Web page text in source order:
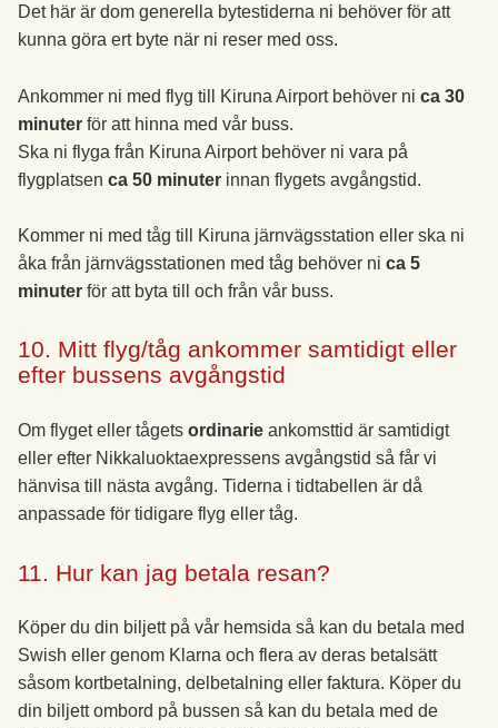
Det här är dom generella bytestiderna ni behöver för att
kunna göra ert byte när ni reser med oss.
Ankommer ni med flyg till Kiruna Airport behöver ni ca 30
minuter för att hinna med vår buss.
Ska ni flyga från Kiruna Airport behöver ni vara på
flygplatsen ca 50 minuter innan flygets avgångstid.
Kommer ni med tåg till Kiruna järnvägsstation eller ska ni
åka från järnvägsstationen med tåg behöver ni ca 5
minuter för att byta till och från vår buss.
10. Mitt flyg/tåg ankommer samtidigt eller
efter bussens avgångstid
Om flyget eller tågets ordinarie ankomsttid är samtidigt
eller efter Nikkaluoktaexpressens avgångstid så får vi
hänvisa till nästa avgång. Tiderna i tidtabellen är då
anpassade för tidigare flyg eller tåg.
11. Hur kan jag betala resan?
Köper du din biljett på vår hemsida så kan du betala med
Swish eller genom Klarna och flera av deras betalsätt
såsom kortbetalning, delbetalning eller faktura. Köper du
din biljett ombord på bussen så kan du betala med de